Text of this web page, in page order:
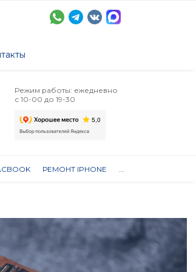
Режим работы: ежедневно
с 10-00 до 19-30
РЕМОНТ IPHONE ...